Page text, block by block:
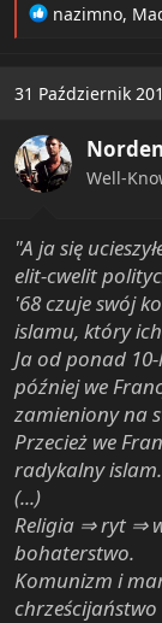
R
t
o
n
s
nazimno,
31 Październik
Norden
Well-
"A ja się
elit-cwelit
'68 czuje swój
islamu, który
Ja od ponad
później we
zamieniony na
Przecież we
radykalny islam.
(...)
Religia ⇒ ryt ⇒
bohaterstwo.
Komunizm i
chrześcijaństwo